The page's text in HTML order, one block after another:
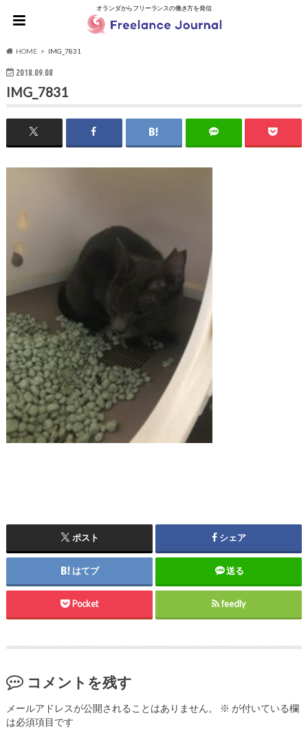
オランダからフリーランスの働き方を発信
HOME IMG_7831
2018.09.08
IMG_7831
ポスト シェア
はてブ 送る
Pocket feedly
コメントを残す
メールアドレスが公開されることはありません。 ※ が付いている欄
は必須項目です